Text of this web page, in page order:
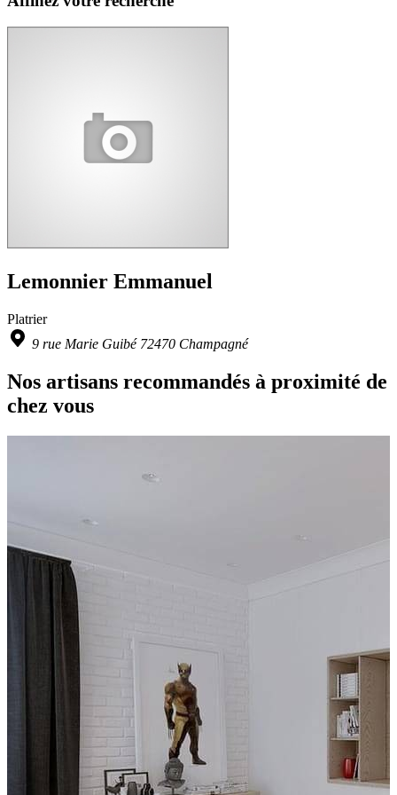
Lemonnier Emmanuel
Platrier
9 rue Marie Guibé 72470 Champagné
Nos artisans recommandés à proximité de
chez vous